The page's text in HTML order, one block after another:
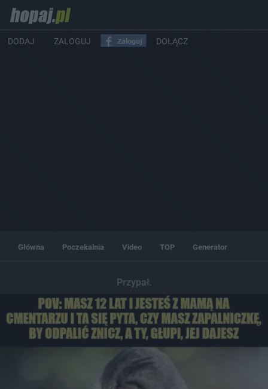
DODAJ ZALOGUJ DOŁĄCZ
Główna Poczekalnia Video TOP Generator
Przypał.